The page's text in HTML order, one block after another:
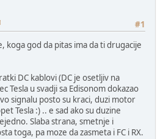
#1
koga god da pitas ima da ti drugacije
DC kablovi (DC je osetljiv na
Tesla u svadji sa Edisonom dokazao
signalu posto su kraci, duzi motor
Tesla :) .. e sad ako su duzine
Slaba strana, smetnje i
toga, pa moze da zasmeta i FC i RX.